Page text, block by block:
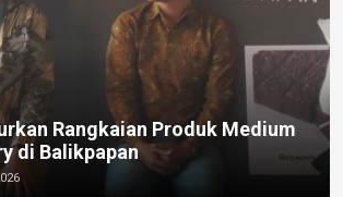
Rangkaian Produk Medium
di Balikpapan